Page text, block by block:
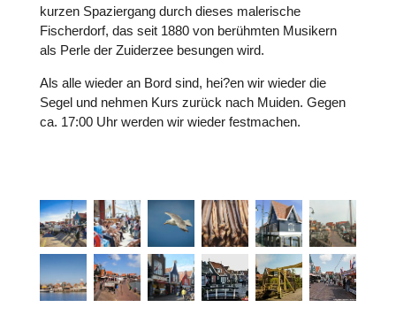
kurzen Spaziergang durch dieses malerische
Fischerdorf, das seit 1880 von berühmten Musikern
als Perle der Zuiderzee besungen wird.
Als alle wieder an Bord sind, hei?en wir wieder die
Segel und nehmen Kurs zurück nach Muiden. Gegen
ca. 17:00 Uhr werden wir wieder festmachen.